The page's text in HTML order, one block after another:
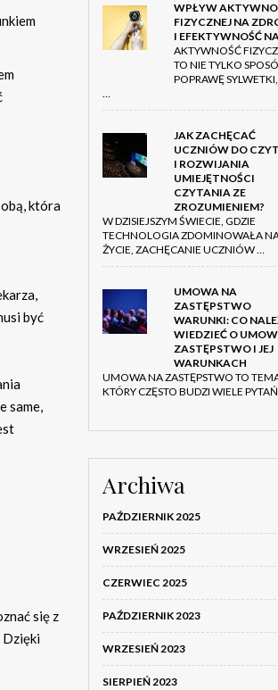
która
być
same,
się z
Dzięki
WPŁYW
FIZYCZNEJ NA
I EFEKTYWNOŚĆ
AKTYWNOŚĆ
TO NIE TYLKO
POPRAWĘ
…
JAK ZACHĘCAĆ
UCZNIÓW DO
I ROZWIJANIA
UMIEJĘTNOŚCI
CZYTANIA ZE
ZROZUMIENIEM?
W DZISIEJSZYM ŚWIECIE, GDZIE
TECHNOLOGIA ZDOMINOWAŁA
ŻYCIE, ZACHĘCANIE UCZNIÓW …
UMOWA NA
ZASTĘPSTWO
WARUNKI: CO
WIEDZIEĆ O
ZASTĘPSTWO I JEJ
WARUNKACH
UMOWA NA ZASTĘPSTWO TO
KTÓRY CZĘSTO BUDZI WIELE
Archiwa
PAŹDZIERNIK 2025
WRZESIEŃ 2025
CZERWIEC 2025
PAŹDZIERNIK 2023
WRZESIEŃ 2023
SIERPIEŃ 2023